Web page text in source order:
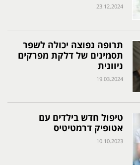
23.12.2024
תרופה נפוצה יכולה לשפר
תסמינים של דלקת מפרקים
ניוונית
19.03.2024
טיפול חדש בילדים עם
אטופיק דרמטיטיס
10.10.2023